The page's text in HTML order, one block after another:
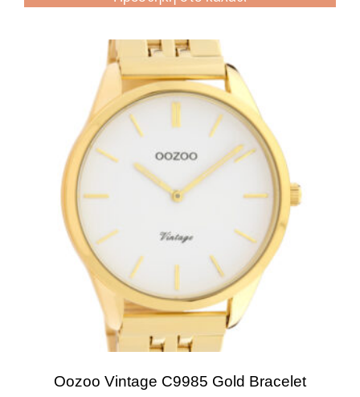
Oozoo Vintage C9985 Gold Bracelet